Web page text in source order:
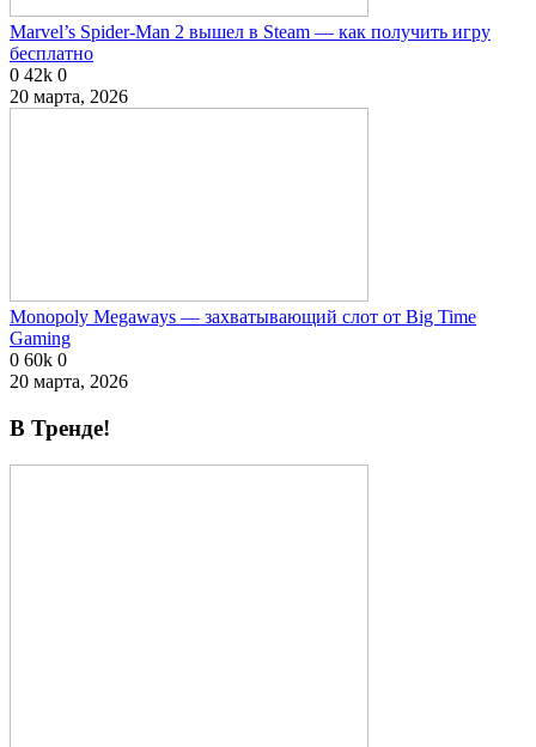
Marvel’s Spider-Man 2 вышел в Steam — как получить игру
бесплатно
0 42k 0
20 марта, 2026
Monopoly Megaways — захватывающий слот от Big Time
Gaming
0 60k 0
20 марта, 2026
В Тренде!